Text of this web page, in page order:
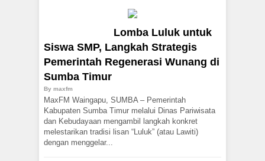
Lomba Luluk untuk
Siswa SMP, Langkah Strategis
Pemerintah Regenerasi Wunang di
Sumba Timur
By maxfm
MaxFM Waingapu, SUMBA – Pemerintah
Kabupaten Sumba Timur melalui Dinas Pariwisata
dan Kebudayaan mengambil langkah konkret
melestarikan tradisi lisan “Luluk” (atau Lawiti)
dengan menggelar...